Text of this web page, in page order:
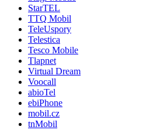
StarTEL
TTQ Mobil
TeleUspory
Telestica
Tesco Mobile
Tlapnet
Virtual Dream
Voocall
abioTel
ebiPhone
mobil.cz
tnMobil